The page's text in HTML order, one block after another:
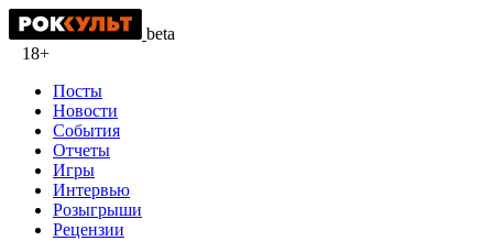
beta
18+
Посты
Новости
События
Отчеты
Игры
Интервью
Розыгрыши
Рецензии